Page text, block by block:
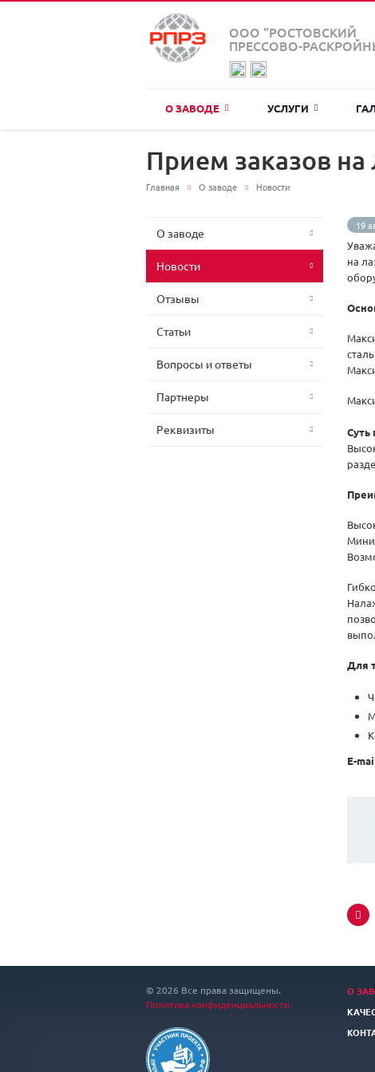
ООО "РОСТОВСКИЙ
ПРЕССОВО-
О ЗАВОДЕ УСЛУГИ
Прием заказов
Главная О заводе Новости
О заводе
Новости
Отзывы
Статьи
Вопросы и ответы
Партнеры
Реквизиты
19
на
Суть
Для
E-
© 2026 Все права защищены.
Политика конфиденциальности
О